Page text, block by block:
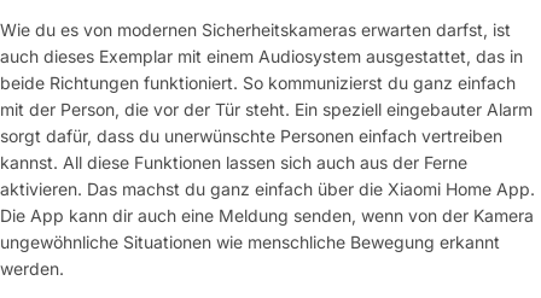
Wie du es von modernen Sicherheitskameras erwarten darfst, ist
auch dieses Exemplar mit einem Audiosystem ausgestattet, das in
beide Richtungen funktioniert. So kommunizierst du ganz einfach
mit der Person, die vor der Tür steht. Ein speziell eingebauter Alarm
sorgt dafür, dass du unerwünschte Personen einfach vertreiben
kannst. All diese Funktionen lassen sich auch aus der Ferne
aktivieren. Das machst du ganz einfach über die Xiaomi Home App.
Die App kann dir auch eine Meldung senden, wenn von der Kamera
ungewöhnliche Situationen wie menschliche Bewegung erkannt
werden.